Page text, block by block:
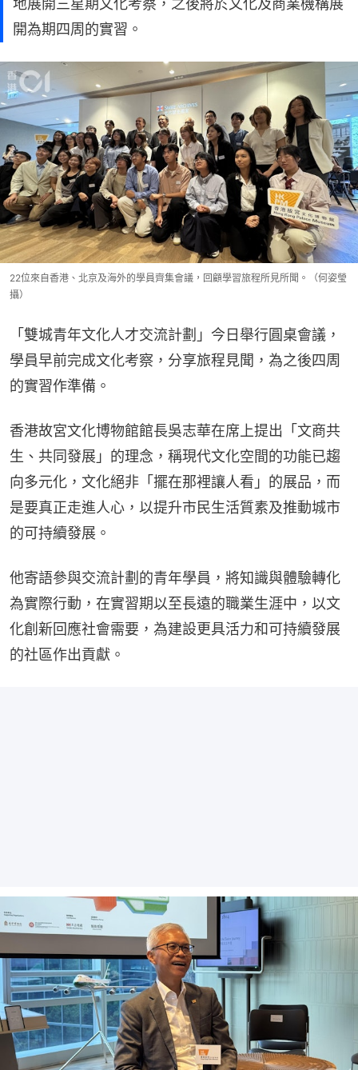
開為期四周的實習。
22位來自香港、北京及海外的學員齊集會議，回顧學習旅程所見所聞。（何姿瑩
攝）
「雙城青年文化人才交流計劃」今日舉行圓桌會議，
學員早前完成文化考察，分享旅程見聞，為之後四周
的實習作準備。
香港故宮文化博物館館長吳志華在席上提出「文商共
生、共同發展」的理念，稱現代文化空間的功能已趨
向多元化，文化絕非「擺在那裡讓人看」的展品，而
是要真正走進人心，以提升市民生活質素及推動城市
的可持續發展。
他寄語參與交流計劃的青年學員，將知識與體驗轉化
為實際行動，在實習期以至長遠的職業生涯中，以文
化創新回應社會需要，為建設更具活力和可持續發展
的社區作出貢獻。